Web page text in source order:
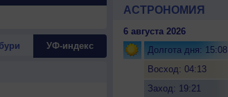
УФ-индекс
АСТРОНОМИЯ
6 августа 2026
Долгота дня: 15:08
Восход: 04:13
Заход: 19:21